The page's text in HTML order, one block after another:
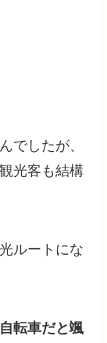
でしたが、
光客も結構
ルートにな
転車だと颯